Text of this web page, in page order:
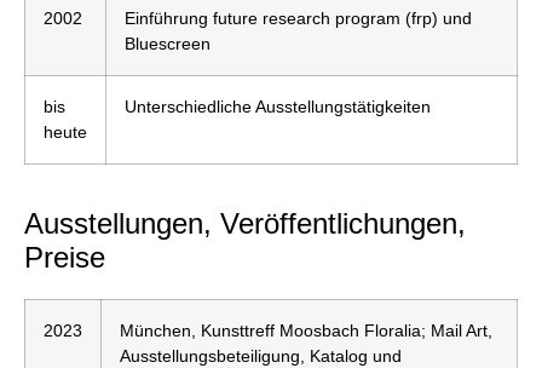
2002
Einführung future research program (frp) und
Bluescreen
bis
heute
Unterschiedliche Ausstellungstätigkeiten
Ausstellungen, Veröffentlichungen,
Preise
2023
München, Kunsttreff Moosbach Floralia; Mail Art,
Ausstellungsbeteiligung, Katalog und